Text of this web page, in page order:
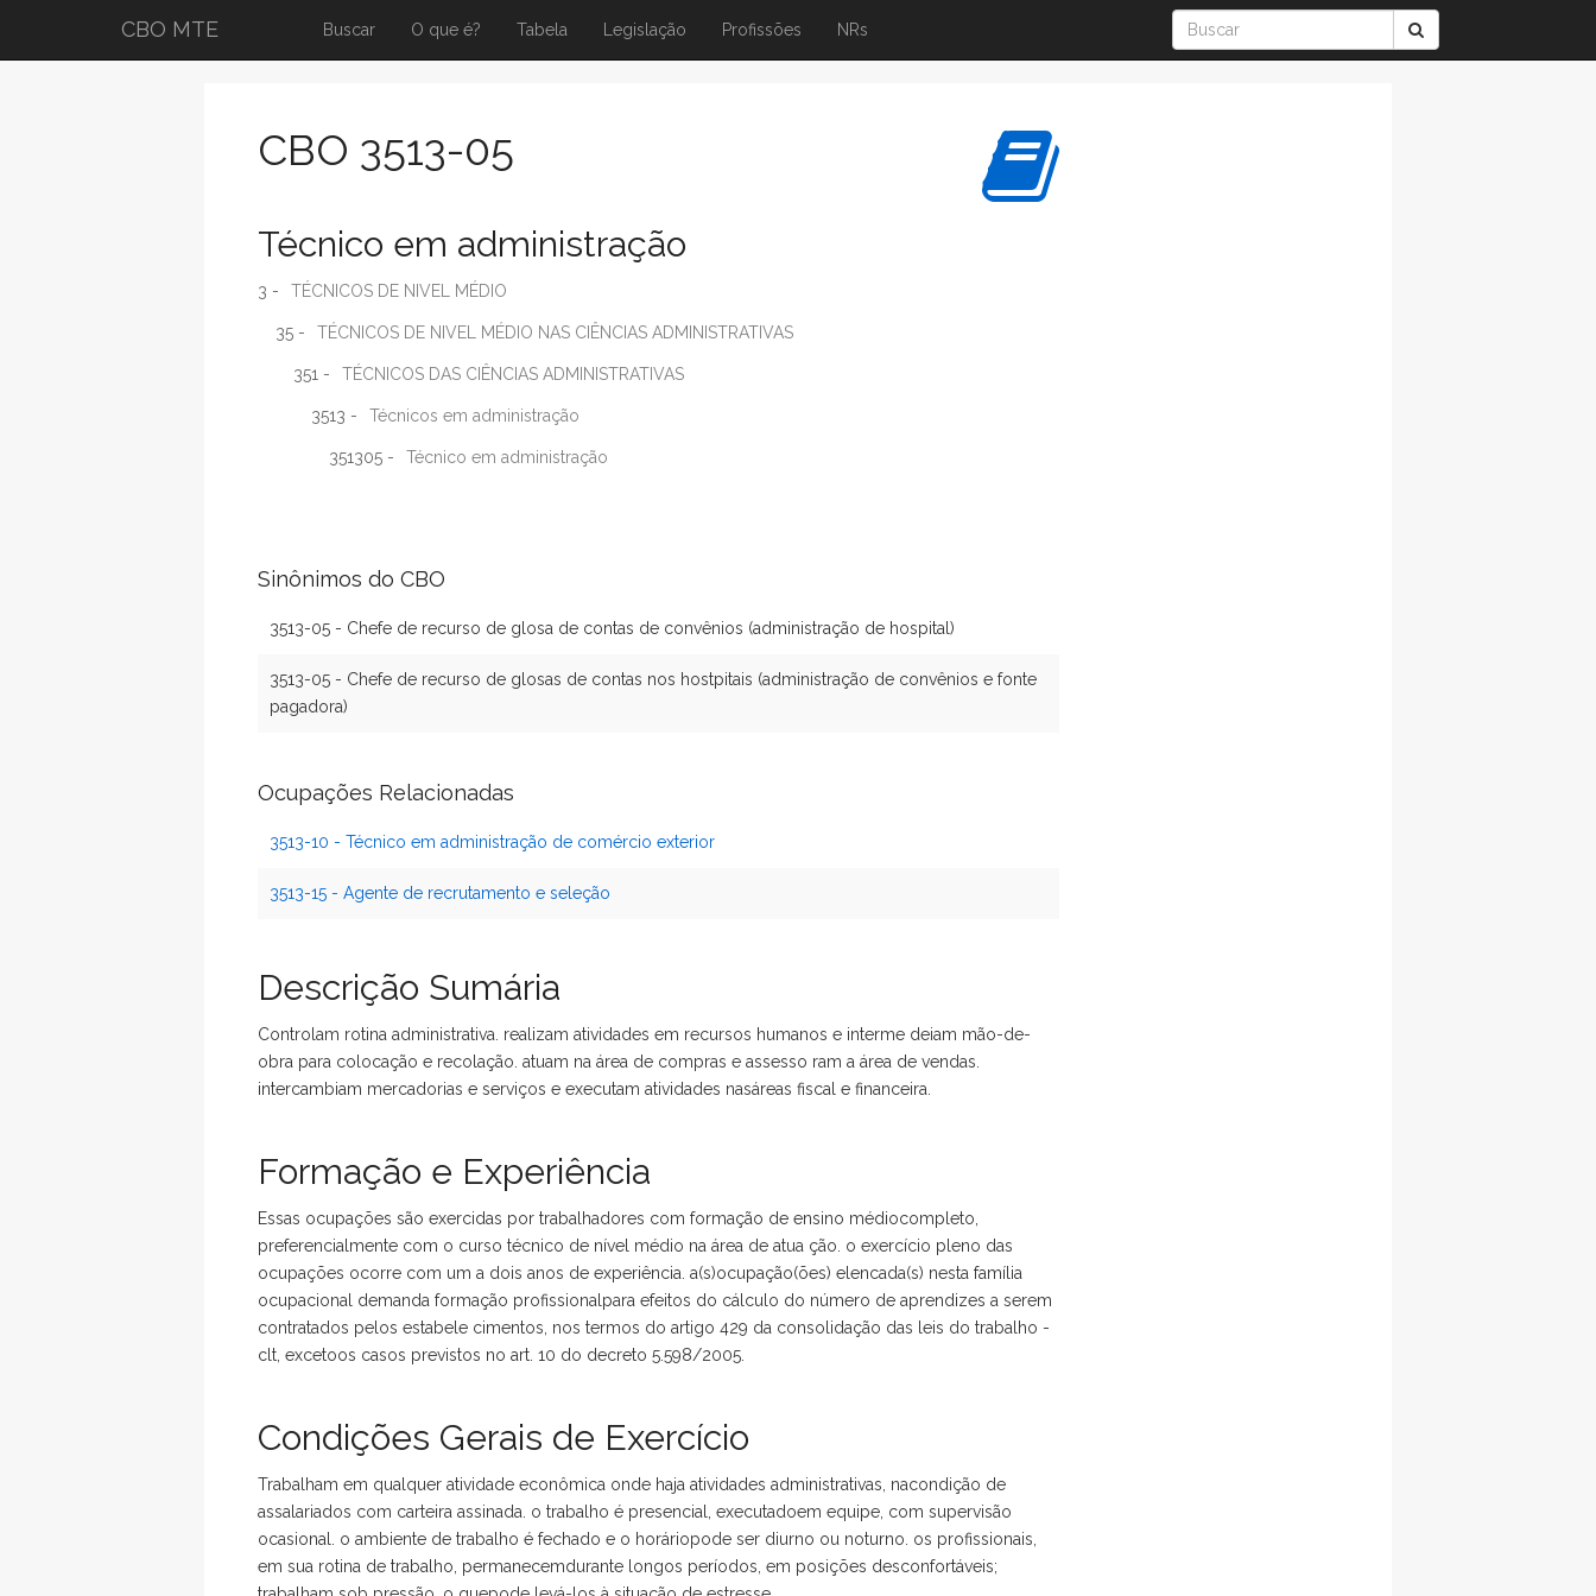
CBO MTE Buscar O que é? Tabela Legislação Profissões NRs
CBO 3513-05
Técnico em administração
3 - TÉCNICOS DE NIVEL MÉDIO
35 - TÉCNICOS DE NIVEL MÉDIO NAS CIÊNCIAS ADMINISTRATIVAS
351 - TÉCNICOS DAS CIÊNCIAS ADMINISTRATIVAS
3513 - Técnicos em administração
351305 - Técnico em administração
Sinônimos do CBO
3513-05 - Chefe de recurso de glosa de contas de convênios (administração de hospital)
3513-05 - Chefe de recurso de glosas de contas nos hostpitais (administração de convênios e fonte
pagadora)
Ocupações Relacionadas
3513-10 - Técnico em administração de comércio exterior
3513-15 - Agente de recrutamento e seleção
Descrição Sumária
Controlam rotina administrativa. realizam atividades em recursos humanos e interme deiam mão-de-
obra para colocação e recolação. atuam na área de compras e assesso ram a área de vendas.
intercambiam mercadorias e serviços e executam atividades nasáreas fiscal e financeira.
Formação e Experiência
Essas ocupações são exercidas por trabalhadores com formação de ensino médiocompleto,
preferencialmente com o curso técnico de nível médio na área de atua ção. o exercício pleno das
ocupações ocorre com um a dois anos de experiência. a(s)ocupação(ões) elencada(s) nesta família
ocupacional demanda formação profissionalpara efeitos do cálculo do número de aprendizes a serem
contratados pelos estabele cimentos, nos termos do artigo 429 da consolidação das leis do trabalho -
clt, excetoos casos previstos no art. 10 do decreto 5.598/2005.
Condições Gerais de Exercício
Trabalham em qualquer atividade econômica onde haja atividades administrativas, nacondição de
assalariados com carteira assinada. o trabalho é presencial, executadoem equipe, com supervisão
ocasional. o ambiente de trabalho é fechado e o horáriopode ser diurno ou noturno. os profissionais,
em sua rotina de trabalho, permanecemdurante longos períodos, em posições desconfortáveis;